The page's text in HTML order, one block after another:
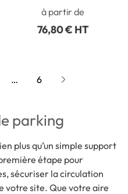
450 mm
à partir de
76,80 € HT
… 6
parking
plus qu’un simple support
étape pour
sécuriser la circulation
votre site. Que votre aire